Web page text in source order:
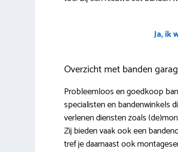
Ja, ik
Overzicht met banden
Probleemloos en goedkoop
specialisten en bandenwinkels
verlenen diensten zoals
Zij bieden vaak ook een
tref je daarnaast ook